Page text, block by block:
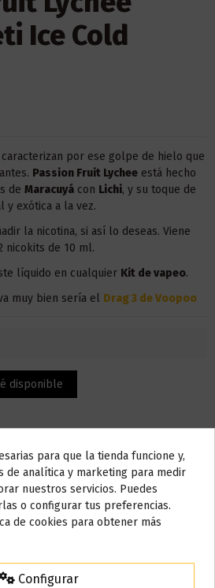
Ice Cold
caracterizan por ese golpe de hielo que
Passion Fruit Lycheeestá hecho
de Maracuyácon Lichi, y su toque de
y exótica a la vez.
la nicotina, si así lo deseas. Viene
nicokits de 10 ml.
líquido en cualquier Kit de vapeo.
muy bien sería el Drag 3 de Voopoo
la botella admite hasta 120 ml,
Do not show again.
AVISO IMPORTANTE
unos días
para que la tienda funcione y,
de analítica y marketing para medir
nuestros servicios. Puedes
o configurar tus preferencias.
de cookies para obtener más
Configurar